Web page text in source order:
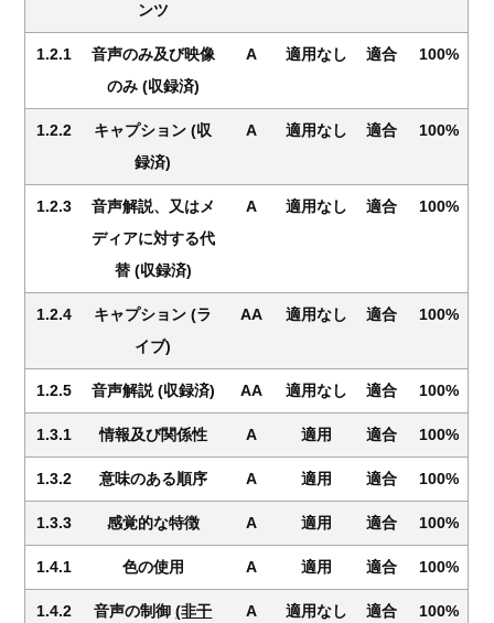
ンツ
1.2.1
音声のみ及び映像
のみ (収録済)
A 適用なし 適合 100%
1.2.2
キャプション (収
録済)
A 適用なし 適合 100%
1.2.3
音声解説、又はメ
ディアに対する代
替 (収録済)
A 適用なし 適合 100%
1.2.4
キャプション (ラ
イブ)
AA 適用なし 適合 100%
1.2.5 音声解説 (収録済) AA 適用なし 適合 100%
1.3.1 情報及び関係性 A 適用 適合 100%
1.3.2 意味のある順序 A 適用 適合 100%
1.3.3 感覚的な特徴 A 適用 適合 100%
1.4.1 色の使用 A 適用 適合 100%
1.4.2 音声の制御(非干 A 適用なし 適合 100%